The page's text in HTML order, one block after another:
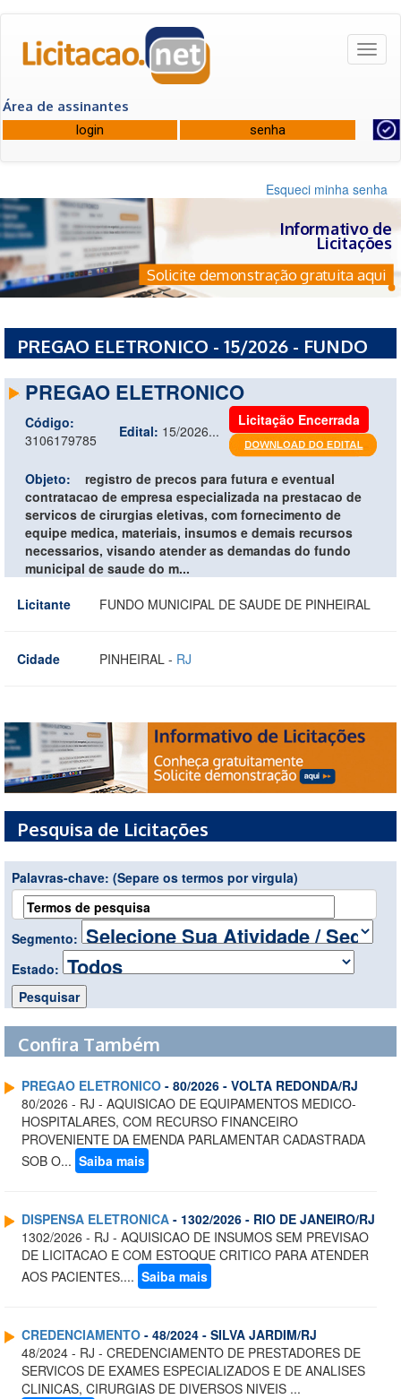
Área de assinantes
Esqueci minha senha
Informativo de
Licitações
Solicite demonstração gratuita aqui
PREGAO ELETRONICO - 15/2026 - FUNDO
PREGAO ELETRONICO
Código:
3106179785
Edital: 15/2026...
Licitação Encerrada
Objeto:
registro de precos para futura e eventual
contratacao de empresa especializada na prestacao de
servicos de cirurgias eletivas, com fornecimento de
equipe medica, materiais, insumos e demais recursos
necessarios, visando atender as demandas do fundo
municipal de saude do m...
Licitante
FUNDO MUNICIPAL DE SAUDE DE PINHEIRAL
Cidade PINHEIRAL - RJ
Pesquisa de Licitações
Palavras-chave: (Separe os termos por virgula)
Segmento:
Estado:
Confira Também
PREGAO ELETRONICO - 80/2026 - VOLTA REDONDA/RJ
80/2026 - RJ - AQUISICAO DE EQUIPAMENTOS MEDICO-
HOSPITALARES, COM RECURSO FINANCEIRO
PROVENIENTE DA EMENDA PARLAMENTAR CADASTRADA
SOB O... Saiba mais
DISPENSA ELETRONICA - 1302/2026 - RIO DE JANEIRO/RJ
1302/2026 - RJ - AQUISICAO DE INSUMOS SEM PREVISAO
DE LICITACAO E COM ESTOQUE CRITICO PARA ATENDER
AOS PACIENTES.... Saiba mais
CREDENCIAMENTO - 48/2024 - SILVA JARDIM/RJ
48/2024 - RJ - CREDENCIAMENTO DE PRESTADORES DE
SERVICOS DE EXAMES ESPECIALIZADOS E DE ANALISES
CLINICAS, CIRURGIAS DE DIVERSOS NIVEIS ...